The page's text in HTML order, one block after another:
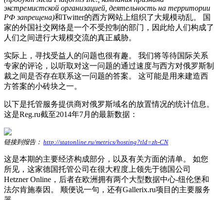
экстремистской организацией, деятельность на территории
РФ запрещена)和Twitter的西方网站上组织了大规模动乱。 国
家的外国社交网络是一个不受控制的部门，因此给人们构成了
人们之间进行大规模交流的真正威胁。
实际上，寻找受益人的问题也很有趣。 我们将等待国际关系
专家的评论，以听取对这一问题的通过速度与西方对俄罗斯制
裁之间是否存在联系这一问题的答案。 这可能是用来建造西
方答案的小砖块之一。
以下是托管服务提供商对俄罗斯域名的放置情况的统计信息。
这是Reg.ru截至2014年7月的最新数据：
链接到报告： http://statonline.ru/metrics/hosting?tld=zh-CN
这是本期的主要经济构成部分，以及有关方面的清单。 如您
所见，这家德国托管公司在很大程度上领先于德国公司
Hetzner Online，后者在欧洲拥有两个大型数据中心-纽伦堡和
法尔肯施泰因。 顺便说一句，还有Gallerix.ru项目的主要服务